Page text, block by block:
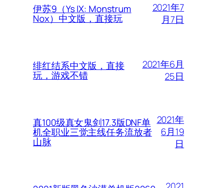
伊苏9（Ys IX: Monstrum
Nox）中文版，直接玩
2021年7
月7日
绯红结系中文版，直接
玩，游戏不错
2021年6月
25日
真100级真女鬼剑17.3版DNF单
机全职业三觉主线任务流放者
山脉
2021年
6月19
日